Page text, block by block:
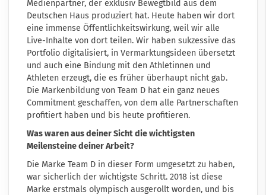
Medienpartner, der exklusiv Bewegtbild aus dem
Deutschen Haus produziert hat. Heute haben wir dort
eine immense Öffentlichkeitswirkung, weil wir alle
Live-Inhalte von dort teilen. Wir haben sukzessive das
Portfolio digitalisiert, in Vermarktungsideen übersetzt
und auch eine Bindung mit den Athletinnen und
Athleten erzeugt, die es früher überhaupt nicht gab.
Die Markenbildung von Team D hat ein ganz neues
Commitment geschaffen, von dem alle Partnerschaften
profitiert haben und bis heute profitieren.
Was waren aus deiner Sicht die wichtigsten
Meilensteine deiner Arbeit?
Die Marke Team D in dieser Form umgesetzt zu haben,
war sicherlich der wichtigste Schritt. 2018 ist diese
Marke erstmals olympisch ausgerollt worden, und bis